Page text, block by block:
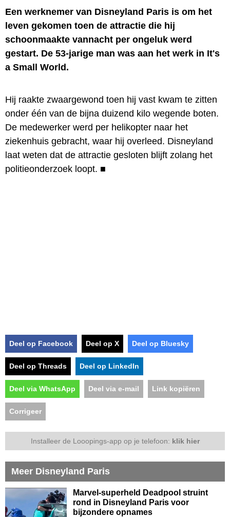
Een werknemer van Disneyland Paris is om het
leven gekomen toen de attractie die hij
schoonmaakte vannacht per ongeluk werd
gestart. De 53-jarige man was aan het werk in It's
a Small World.
Hij raakte zwaargewond toen hij vast kwam te zitten
onder één van de bijna duizend kilo wegende boten.
De medewerker werd per helikopter naar het
ziekenhuis gebracht, waar hij overleed. Disneyland
laat weten dat de attractie gesloten blijft zolang het
politieonderzoek loopt. ■
Deel op Facebook Deel op X Deel op Bluesky
Deel op Threads Deel op LinkedIn
Deel via WhatsApp Deel via e-mail Link kopiëren
Corrigeer
Installeer de Looopings-app op je telefoon: klik hier
Meer Disneyland Paris
Marvel-superheld Deadpool struint
rond in Disneyland Paris voor
bijzondere opnames